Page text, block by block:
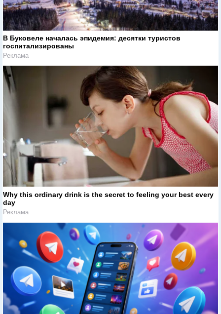
В Буковеле началась эпидемия: десятки туристов
госпитализированы
Реклама
Why this ordinary drink is the secret to feeling your best every
day
Реклама